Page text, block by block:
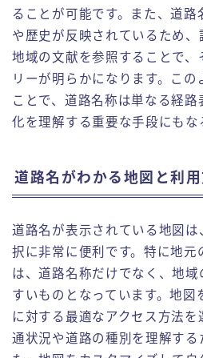
ることが可能です。また、道
や歴史が反映されているため
地域の文献を参照することで、
リーが明らかになります。こ
ことで、道路名称は単なる経
化を理解する重要な手段にもな
道路名がわかる地図と利
道路名が表示されている地図
択に非常に便利です。特に地元
は、道路名称だけでなく、地
すいものとなっています。地図
に対する最適なアクセス方法
通状況や道路の種別を理解する